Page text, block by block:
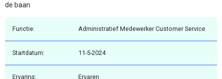
de baan
Functie: Administratief Medewerker Customer Service
Startdatum: 11-5-2024
Ervaring: Ervaren